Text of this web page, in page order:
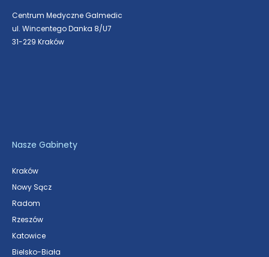
Centrum Medyczne Galmedic
ul. Wincentego Danka 8/U7
31-229 Kraków
Nasze Gabinety
Kraków
Nowy Sącz
Radom
Rzeszów
Katowice
Bielsko-Biała